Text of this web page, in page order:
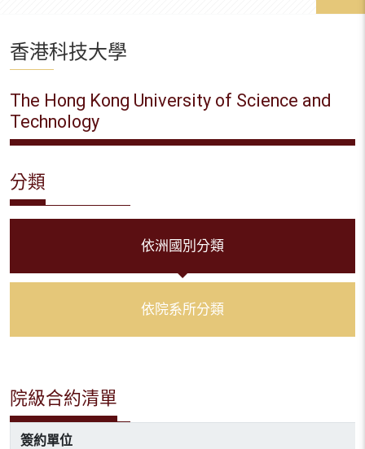
香港科技大學
The Hong Kong University of Science and
Technology
分類
依洲國別分類
依院系所分類
院級合約清單
簽約單位